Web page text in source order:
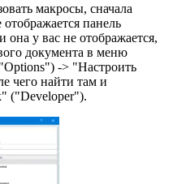
макросы, сначала
отображается панель
у вас не отображается,
документа в меню
-> "Настроить
чего найти там и
("Developer").